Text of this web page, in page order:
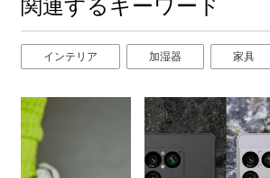
関連するキーワード
インテリア 加湿器 家具